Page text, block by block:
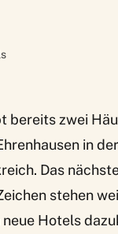
bereits zwei
in
Das
stehen
Hotels